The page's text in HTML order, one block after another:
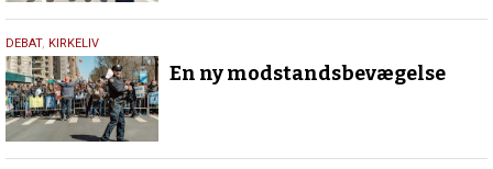
1.
maj
2020
DEBAT, KIRKELIV
En ny modstandsbevægelse